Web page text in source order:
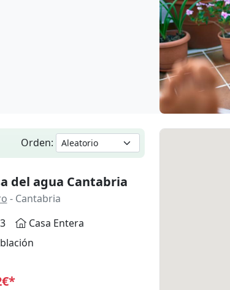
Orden:
del agua Cantabria
- Cantabria
Casa Entera